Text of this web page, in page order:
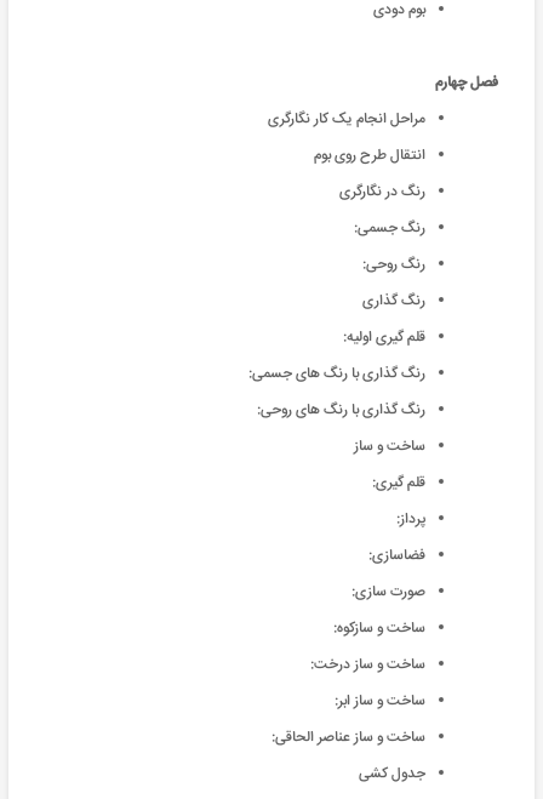
بوم دودی
فصل چهارم
مراحل انجام یک کار نگارگری
انتقال طرح روی بوم
رنگ در نگارگری
رنگ جسمی:
رنگ روحی:
رنگ گذاری
قلم گیری اولیه:
رنگ گذاری با رنگ های جسمی:
رنگ گذاری با رنگ های روحی:
ساخت و ساز
قلم گیری:
پرداز:
فضاسازی:
صورت سازی:
ساخت و سازکوه:
ساخت و ساز درخت:
ساخت و ساز ابر:
ساخت و ساز عناصر الحاقی:
جدول کشی